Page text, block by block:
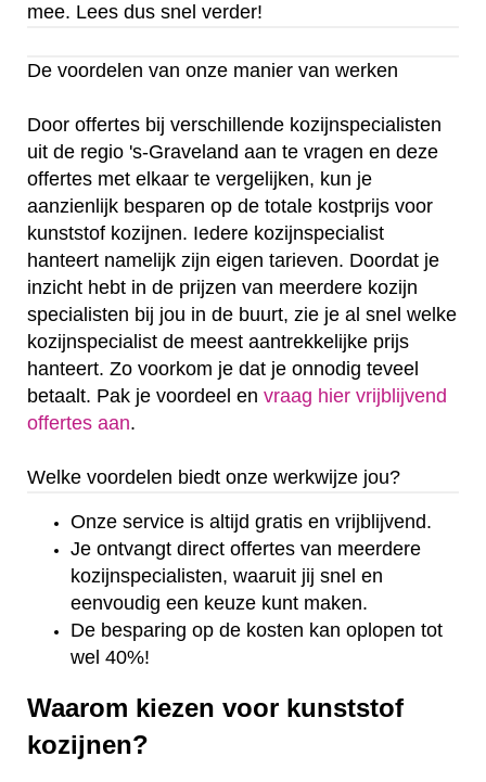
mee. Lees dus snel verder!
De voordelen van onze manier van werken
Door offertes bij verschillende kozijnspecialisten
uit de regio 's-Graveland aan te vragen en deze
offertes met elkaar te vergelijken, kun je
aanzienlijk besparen op de totale kostprijs voor
kunststof kozijnen. Iedere kozijnspecialist
hanteert namelijk zijn eigen tarieven. Doordat je
inzicht hebt in de prijzen van meerdere kozijn
specialisten bij jou in de buurt, zie je al snel welke
kozijnspecialist de meest aantrekkelijke prijs
hanteert. Zo voorkom je dat je onnodig teveel
betaalt. Pak je voordeel en vraag hier vrijblijvend
offertes aan.
Welke voordelen biedt onze werkwijze jou?
Onze service is altijd gratis en vrijblijvend.
Je ontvangt direct offertes van meerdere
kozijnspecialisten, waaruit jij snel en
eenvoudig een keuze kunt maken.
De besparing op de kosten kan oplopen tot
wel 40%!
Waarom kiezen voor kunststof
kozijnen?